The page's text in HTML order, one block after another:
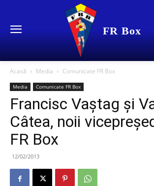
FR Box
Acasă Media Comunicate FR Box
Media Comunicate FR Box
Francisc Vaştag şi
Câtea, noii
FR Box
12/02/2013